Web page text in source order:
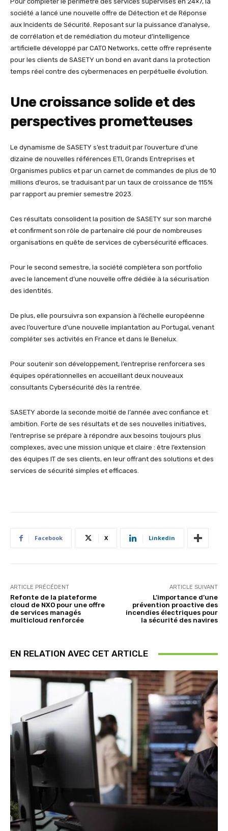
société a lancé une nouvelle offre de Détection et de Réponse
aux Incidents de Sécurité. Reposant sur la puissance d’analyse,
de corrélation et de remédiation du moteur d’intelligence
artificielle développé par CATO Networks, cette offre représente
pour les clients de SASETY un bond en avant dans la protection
temps réel contre des cybermenaces en perpétuelle évolution.
Une croissance solide et des
perspectives prometteuses
Le dynamisme de SASETY s’est traduit par l’ouverture d’une
dizaine de nouvelles références ETI, Grands Entreprises et
Organismes publics et par un carnet de commandes de plus de 10
millions d’euros, se traduisant par un taux de croissance de 115%
par rapport au premier semestre 2023.
Ces résultats consolident la position de SASETY sur son marché
et confirment son rôle de partenaire clé pour de nombreuses
organisations en quête de services de cybersécurité efficaces.
Pour le second semestre, la société complètera son portfolio
avec le lancement d’une nouvelle offre dédiée à la sécurisation
des identités.
De plus, elle poursuivra son expansion à l’échelle européenne
avec l’ouverture d’une nouvelle implantation au Portugal, venant
compléter ses activités en France et dans le Benelux.
Pour soutenir son développement, l’entreprise renforcera ses
équipes opérationnelles en accueillant deux nouveaux
consultants Cybersécurité dès la rentrée.
SASETY aborde la seconde moitié de l’année avec confiance et
ambition. Forte de ses résultats et de ses nouvelles initiatives,
l’entreprise se prépare à répondre aux besoins toujours plus
complexes, avec une mission unique et claire : être l’extension
des équipes IT de ses clients, en leur offrant des solutions et des
services de sécurité simples et efficaces.
Facebook X Linkedin
ARTICLE PRÉCÉDENT
Refonte de la plateforme
cloud de NXO pour une offre
de services managés
multicloud renforcée
ARTICLE SUIVANT
L’importance d’une
prévention proactive des
incendies électriques pour
la sécurité des navires
EN RELATION AVEC CET ARTICLE